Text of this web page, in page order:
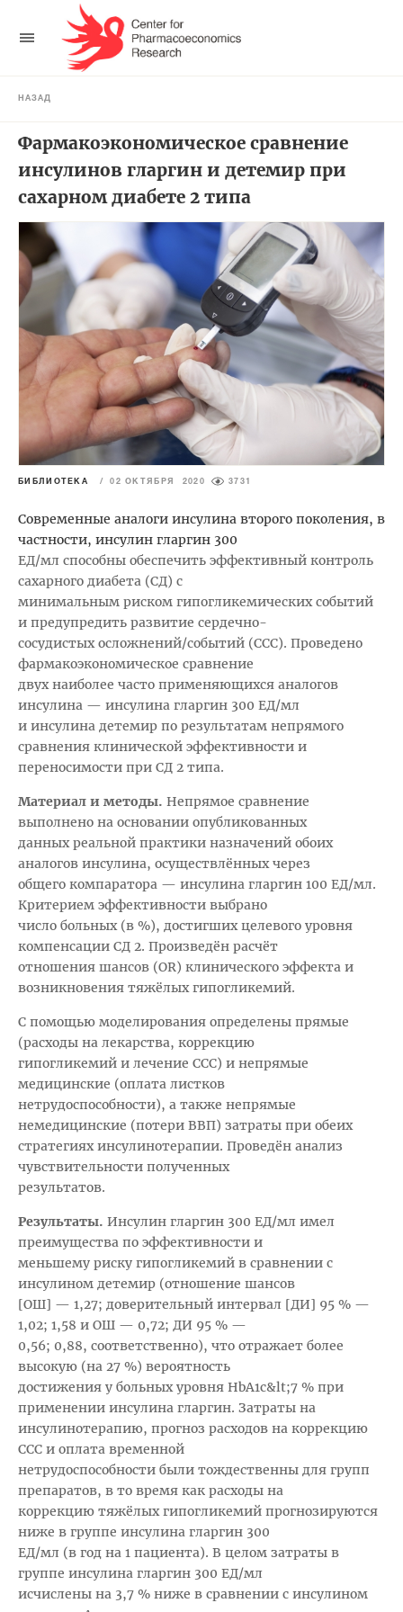
НАЗАД
Фармакоэкономическое сравнение
инсулинов гларгин и детемир при
сахарном диабете 2 типа
БИБЛИОТЕКА / 02 ОКТЯБРЯ 2020 3731
Современные аналоги инсулина второго поколения, в
частности, инсулин гларгин 300
ЕД/мл способны обеспечить эффективный контроль
сахарного диабета (СД) с
минимальным риском гипогликемических событий
и предупредить развитие сердечно-
сосудистых осложнений/событий (ССС). Проведено
фармакоэкономическое сравнение
двух наиболее часто применяющихся аналогов
инсулина — инсулина гларгин 300 ЕД/мл
и инсулина детемир по результатам непрямого
сравнения клинической эффективности и
переносимости при СД 2 типа.
Материал и методы. Непрямое сравнение
выполнено на основании опубликованных
данных реальной практики назначений обоих
аналогов инсулина, осуществлённых через
общего компаратора — инсулина гларгин 100 ЕД/мл.
Критерием эффективности выбрано
число больных (в %), достигших целевого уровня
компенсации СД 2. Произведён расчёт
отношения шансов (OR) клинического эффекта и
возникновения тяжёлых гипогликемий.
С помощью моделирования определены прямые
(расходы на лекарства, коррекцию
гипогликемий и лечение ССС) и непрямые
медицинские (оплата листков
нетрудоспособности), а также непрямые
немедицинские (потери ВВП) затраты при обеих
стратегиях инсулинотерапии. Проведён анализ
чувствительности полученных
результатов.
Результаты. Инсулин гларгин 300 ЕД/мл имел
преимущества по эффективности и
меньшему риску гипогликемий в сравнении с
инсулином детемир (отношение шансов
[ОШ] — 1,27; доверительный интервал [ДИ] 95 % —
1,02; 1,58 и ОШ — 0,72; ДИ 95 % —
0,56; 0,88, соответственно), что отражает более
высокую (на 27 %) вероятность
достижения у больных уровня HbA1с&lt;7 % при
применении инсулина гларгин. Затраты на
инсулинотерапию, прогноз расходов на коррекцию
ССС и оплата временной
нетрудоспособности были тождественны для групп
препаратов, в то время как расходы на
коррекцию тяжёлых гипогликемий прогнозируются
ниже в группе инсулина гларгин 300
ЕД/мл (в год на 1 пациента). В целом затраты в
группе инсулина гларгин 300 ЕД/мл
исчислены на 3,7 % ниже в сравнении с инсулином